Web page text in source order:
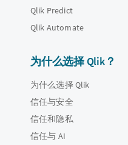
Qlik Predict
Qlik Automate
为什么选择 Qlik？
为什么选择 Qlik
信任与安全
信任和隐私
信任与 AI